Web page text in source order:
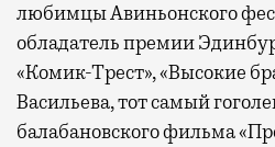
любимцы Авиньонского
обладатель премии
«Комик-Трест», «Высокие
Васильева, тот самый
балабановского фильма